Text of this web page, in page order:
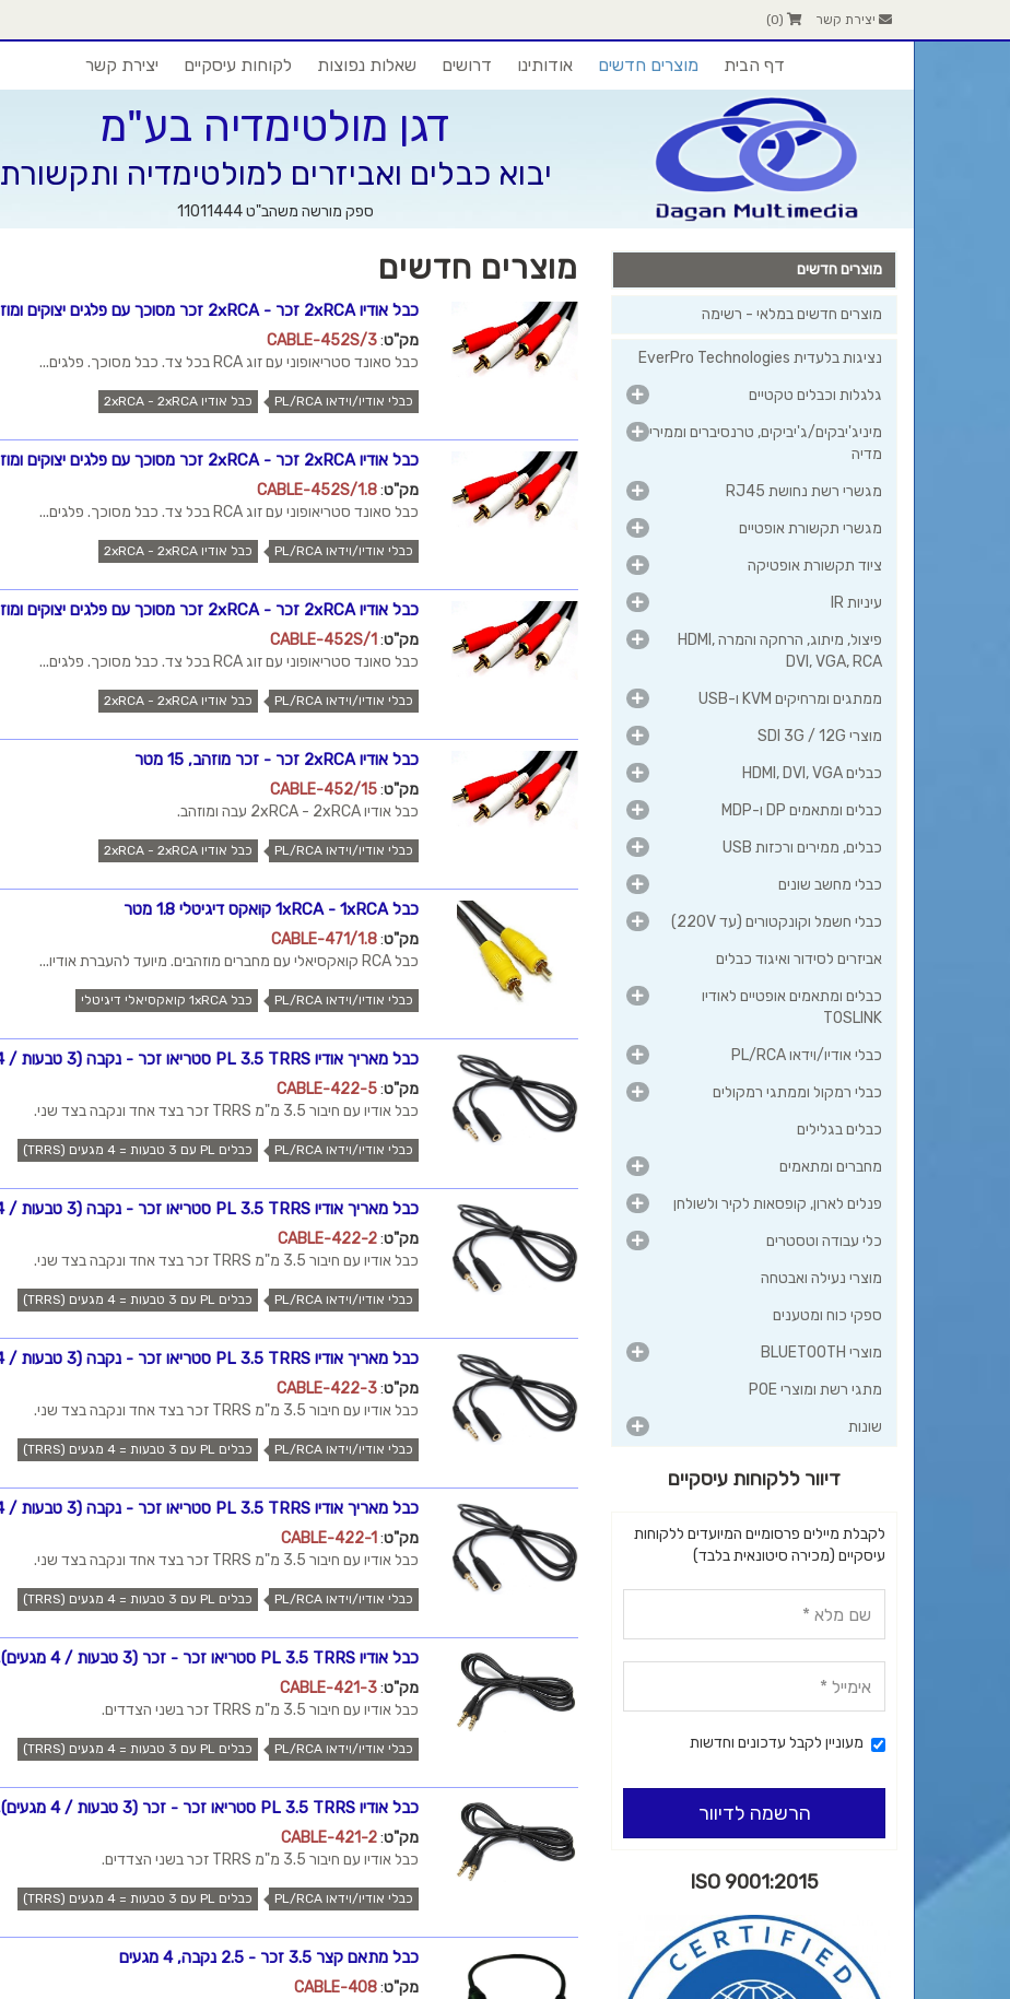
יצירת קשר (
0
)
דף הבית מוצרים חדשים אודותינו דרושים שאלות נפוצות לקוחות עיסקיים יצירת קשר
דגן מולטימדיה בע"מ
יבוא כבלים ואביזרים למולטימדיה ותקשורת
ספק מורשה משהב"ט 11011444
מוצרים חדשים
כבל אודיו 2xRCA זכר - 2xRCA זכר מסוכך עם פלגים יצוקים ומוזהבים, 3 מטר
מק"ט:
CABLE-452S/3
כבל סאונד סטריאופוני עם זוג RCA בכל צד. כבל מסוכך. פלגים...
כבלי אודיו/וידאו PL/RCA כבל אודיו 2xRCA - 2xRCA
כבל אודיו 2xRCA זכר - 2xRCA זכר מסוכך עם פלגים יצוקים ומוזהבים, 1.8 מטר
מק"ט:
CABLE-452S/1.8
כבל סאונד סטריאופוני עם זוג RCA בכל צד. כבל מסוכך. פלגים...
כבלי אודיו/וידאו PL/RCA כבל אודיו 2xRCA - 2xRCA
כבל אודיו 2xRCA זכר - 2xRCA זכר מסוכך עם פלגים יצוקים ומוזהבים, 1 מטר
מק"ט:
CABLE-452S/1
כבל סאונד סטריאופוני עם זוג RCA בכל צד. כבל מסוכך. פלגים...
כבלי אודיו/וידאו PL/RCA כבל אודיו 2xRCA - 2xRCA
כבל אודיו 2xRCA זכר - זכר מוזהב, 15 מטר
מק"ט:
CABLE-452/15
כבל אודיו 2xRCA - 2xRCA עבה ומוזהב.
כבלי אודיו/וידאו PL/RCA כבל אודיו 2xRCA - 2xRCA
כבל 1xRCA - 1xRCA קואקס דיגיטלי 1.8 מטר
מק"ט:
CABLE-471/1.8
כבל RCA קואקסיאלי עם מחברים מוזהבים. מיועד להעברת אודיו...
כבלי אודיו/וידאו PL/RCA כבל 1xRCA קואקסיאלי דיגיטלי
כבל מאריך אודיו PL 3.5 TRRS סטריאו זכר - נקבה (3 טבעות / 4 מגעים), 5 מטר
מק"ט:
CABLE-422-5
כבל אודיו עם חיבור 3.5 מ"מ TRRS זכר בצד אחד ונקבה בצד שני.
כבלי אודיו/וידאו PL/RCA כבלים PL עם 3 טבעות = 4 מגעים (TRRS)
כבל מאריך אודיו PL 3.5 TRRS סטריאו זכר - נקבה (3 טבעות / 4 מגעים), 2 מטר
מק"ט:
CABLE-422-2
כבל אודיו עם חיבור 3.5 מ"מ TRRS זכר בצד אחד ונקבה בצד שני.
כבלי אודיו/וידאו PL/RCA כבלים PL עם 3 טבעות = 4 מגעים (TRRS)
כבל מאריך אודיו PL 3.5 TRRS סטריאו זכר - נקבה (3 טבעות / 4 מגעים), 3 מטר
מק"ט:
CABLE-422-3
כבל אודיו עם חיבור 3.5 מ"מ TRRS זכר בצד אחד ונקבה בצד שני.
כבלי אודיו/וידאו PL/RCA כבלים PL עם 3 טבעות = 4 מגעים (TRRS)
כבל מאריך אודיו PL 3.5 TRRS סטריאו זכר - נקבה (3 טבעות / 4 מגעים), 1 מטר
מק"ט:
CABLE-422-1
כבל אודיו עם חיבור 3.5 מ"מ TRRS זכר בצד אחד ונקבה בצד שני.
כבלי אודיו/וידאו PL/RCA כבלים PL עם 3 טבעות = 4 מגעים (TRRS)
כבל אודיו PL 3.5 TRRS סטריאו זכר - זכר (3 טבעות / 4 מגעים), 3 מטר
מק"ט:
CABLE-421-3
כבל אודיו עם חיבור 3.5 מ"מ TRRS זכר בשני הצדדים.
כבלי אודיו/וידאו PL/RCA כבלים PL עם 3 טבעות = 4 מגעים (TRRS)
כבל אודיו PL 3.5 TRRS סטריאו זכר - זכר (3 טבעות / 4 מגעים), 2 מטר
מק"ט:
CABLE-421-2
כבל אודיו עם חיבור 3.5 מ"מ TRRS זכר בשני הצדדים.
כבלי אודיו/וידאו PL/RCA כבלים PL עם 3 טבעות = 4 מגעים (TRRS)
כבל מתאם קצר 3.5 זכר - 2.5 נקבה, 4 מגעים
מק"ט:
CABLE-408
מוצרים חדשים
מוצרים חדשים במלאי - רשימה
נציגות בלעדית EverPro Technologies
גלגלות וכבלים טקטיים
מיניג'יבקים/ג'יביקים, טרנסיברים וממירי
מדיה
מגשרי רשת נחושת RJ45
מגשרי תקשורת אופטיים
ציוד תקשורת אופטיקה
עיניות IR
פיצול, מיתוג, הרחקה והמרה HDMI,
DVI, VGA, RCA
ממתגים ומרחיקים KVM ו-USB
מוצרי SDI 3G / 12G
כבלים HDMI, DVI, VGA
כבלים ומתאמים DP ו-MDP
כבלים, ממירים ורכזות USB
כבלי מחשב שונים
כבלי חשמל וקונקטורים (עד 220V)
אביזרים לסידור ואיגוד כבלים
כבלים ומתאמים אופטיים לאודיו
TOSLINK
כבלי אודיו/וידאו PL/RCA
כבלי רמקול וממתגי רמקולים
כבלים בגלילים
מחברים ומתאמים
פנלים לארון, קופסאות לקיר ולשולחן
כלי עבודה וטסטרים
מוצרי נעילה ואבטחה
ספקי כוח ומטענים
מוצרי BLUETOOTH
מתגי רשת ומוצרי POE
שונות
דיוור ללקוחות עיסקיים
לקבלת מיילים פרסומיים המיועדים ללקוחות
עיסקיים (מכירה סיטונאית בלבד)
מעוניין לקבל עדכונים וחדשות
הרשמה לדיוור
ISO 9001:2015